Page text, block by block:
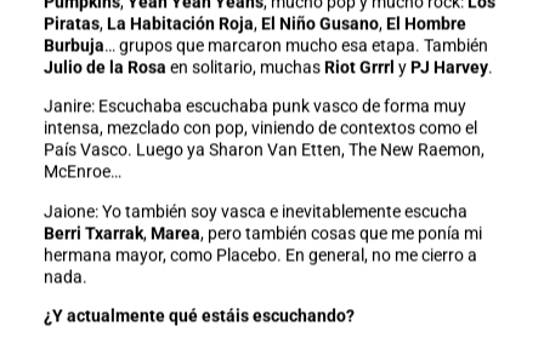
Piratas, La Habitación Roja, El Niño Gusano, El Hombre
Burbuja… grupos que marcaron mucho esa etapa. También
Julio de la Rosa en solitario, muchasRiot Grrrl yPJ Harvey.
Janire: Escuchaba escuchaba punk vasco de forma muy
intensa, mezclado con pop, viniendo de contextos como el
País Vasco. Luego ya Sharon Van Etten, The New Raemon,
McEnroe…
Jaione: Yo también soy vasca e inevitablemente escucha
Berri Txarrak, Marea, pero también cosas que me ponía mi
hermana mayor, como Placebo. En general, no me cierro a
nada.
¿Y actualmente qué estáis escuchando?